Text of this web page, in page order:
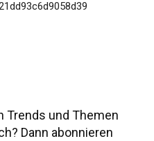
Trends und Themen
Dann abonnieren